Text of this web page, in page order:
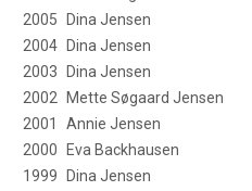
2005
Dina Jensen
2004
Dina Jensen
2003
Dina Jensen
2002
Mette Søgaard Jensen
2001
Annie Jensen
2000
Eva Backhausen
1999
Dina Jensen